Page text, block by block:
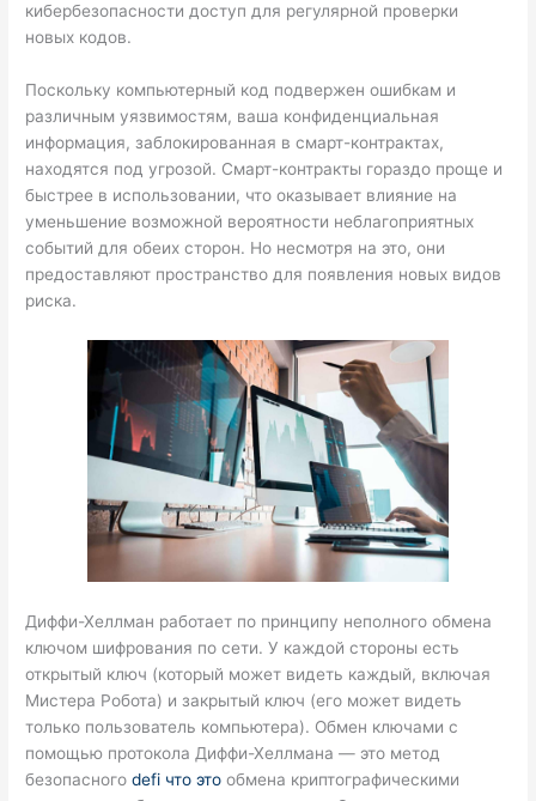
кибербезопасности доступ для регулярной проверки
новых кодов.
Поскольку компьютерный код подвержен ошибкам и
различным уязвимостям, ваша конфиденциальная
информация, заблокированная в смарт-контрактах,
находятся под угрозой. Смарт-контракты гораздо проще и
быстрее в использовании, что оказывает влияние на
уменьшение возможной вероятности неблагоприятных
событий для обеих сторон. Но несмотря на это, они
предоставляют пространство для появления новых видов
риска.
Диффи-Хеллман работает по принципу неполного обмена
ключом шифрования по сети. У каждой стороны есть
открытый ключ (который может видеть каждый, включая
Мистера Робота) и закрытый ключ (его может видеть
только пользователь компьютера). Обмен ключами с
помощью протокола Диффи-Хеллмана — это метод
безопасногоdefi что это обмена криптографическими